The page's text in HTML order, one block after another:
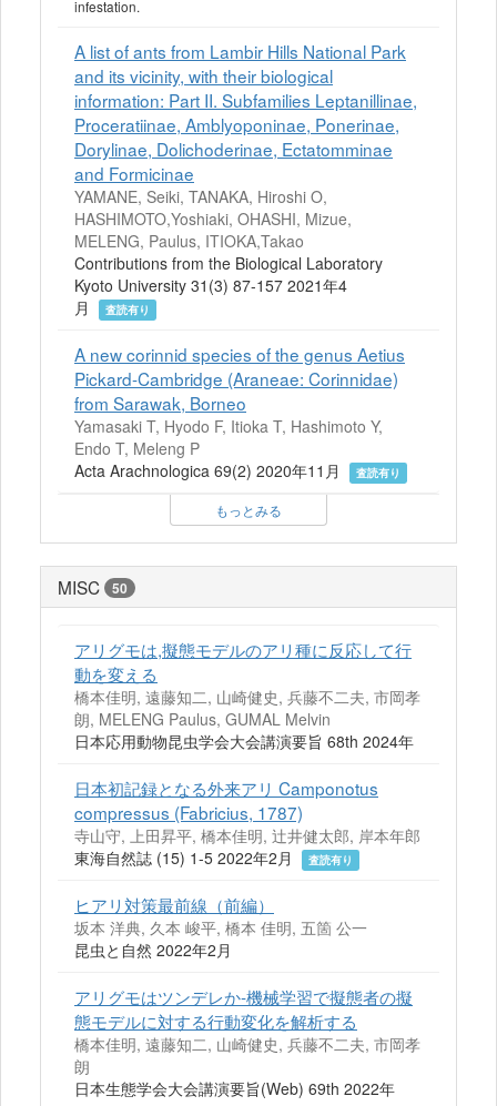
infestation.
A list of ants from Lambir Hills National Park
and its vicinity, with their biological
information: Part II. Subfamilies Leptanillinae,
Proceratiinae, Amblyoponinae, Ponerinae,
Dorylinae, Dolichoderinae, Ectatomminae
and Formicinae
YAMANE, Seiki, TANAKA, Hiroshi O,
HASHIMOTO,Yoshiaki, OHASHI, Mizue,
MELENG, Paulus, ITIOKA,Takao
Contributions from the Biological Laboratory
Kyoto University 31(3) 87-157 2021年4
月
査読有り
A new corinnid species of the genus Aetius
Pickard-Cambridge (Araneae: Corinnidae)
from Sarawak, Borneo
Yamasaki T, Hyodo F, Itioka T, Hashimoto Y,
Endo T, Meleng P
Acta Arachnologica 69(2) 2020年11月
査読有り
もっとみる
MISC 50
アリグモは,擬態モデルのアリ種に反応して行
動を変える
橋本佳明, 遠藤知二, 山崎健史, 兵藤不二夫, 市岡孝
朗, MELENG Paulus, GUMAL Melvin
日本応用動物昆虫学会大会講演要旨 68th 2024年
日本初記録となる外来アリ Camponotus
compressus (Fabricius, 1787)
寺山守, 上田昇平, 橋本佳明, 辻井健太郎, 岸本年郎
東海自然誌 (15) 1-5 2022年2月
査読有り
ヒアリ対策最前線（前編）
坂本 洋典, 久本 峻平, 橋本 佳明, 五箇 公一
昆虫と自然 2022年2月
アリグモはツンデレか-機械学習で擬態者の擬
態モデルに対する行動変化を解析する
橋本佳明, 遠藤知二, 山崎健史, 兵藤不二夫, 市岡孝
朗
日本生態学会大会講演要旨(Web) 69th 2022年